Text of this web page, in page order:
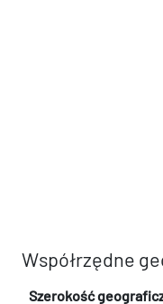
Współrzędne
Szerokość